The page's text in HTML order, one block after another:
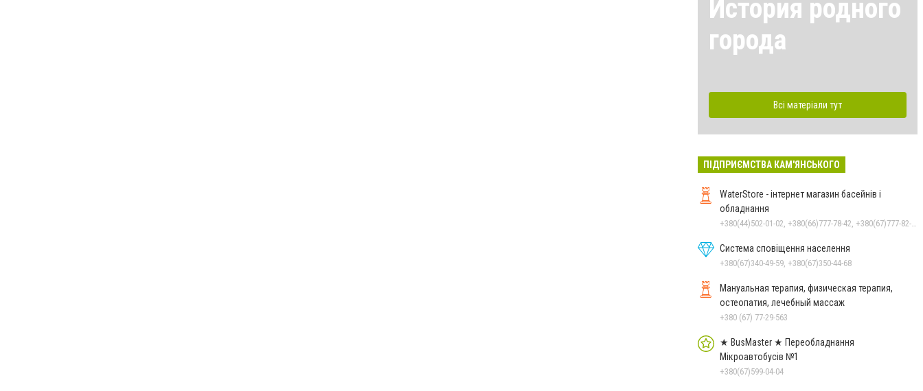
История родного
города
Всі матеріали тут
ПІДПРИЄМСТВА КАМ'ЯНСЬКОГО
WaterStore - інтернет магазин басейнів і
обладнання
Система сповіщення населення
+380(67)340-49-59, +380(67)350-44-68
Мануальная терапия, физическая терапия,
остеопатия, лечебный массаж
+380 (67) 77-29-563
★ BusMaster ★ Переобладнання
Мікроавтобусів №1
+380(67)599-04-04